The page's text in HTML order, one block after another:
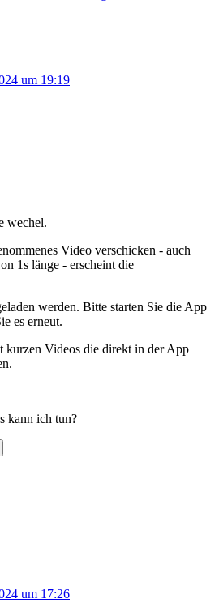
um 19:19
wechel.
Video verschicken - auch
1s länge - erscheint die
werden. Bitte starten Sie die App
es erneut.
kurzen Videos die direkt in der App
kann ich tun?
um 17:26